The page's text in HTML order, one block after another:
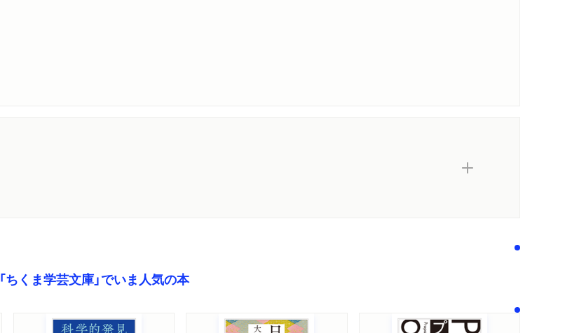
内容紹介・目次
27 長い話――黒澤 明
「ちくま学芸文庫」でいま人気の本